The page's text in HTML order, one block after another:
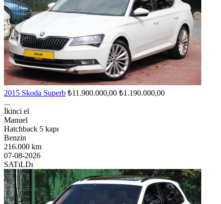
2015 Skoda Superb ₺11.900.000,00 ₺1.190.000,00
...
İkinci el
Manuel
Hatchback 5 kapı
Benzin
216.000 km
07-08-2026
SATıLDı